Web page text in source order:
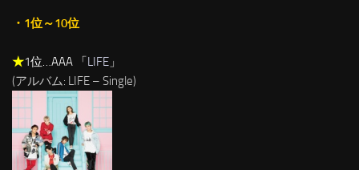
・1位～10位
★1位…AAA 「LIFE 」
(アルバム: LIFE – Single)